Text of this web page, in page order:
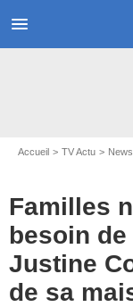
menu
Accueil TV Actu
Familles
besoin de
Justine
de sa